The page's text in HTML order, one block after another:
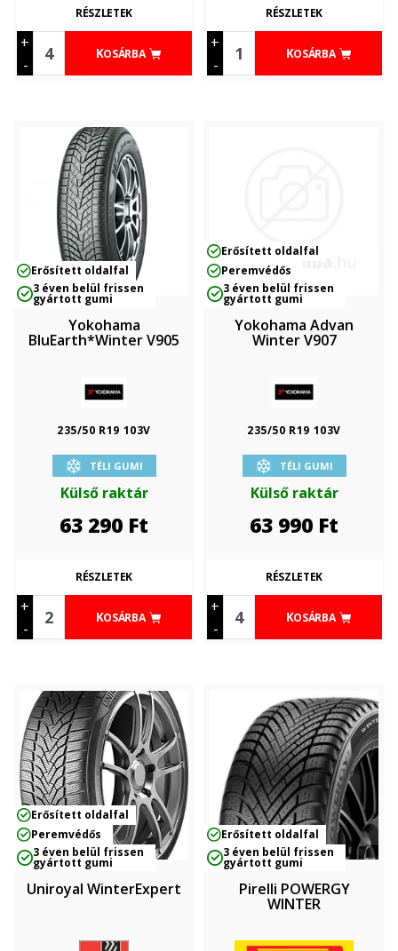
+
-
KOSÁRBA
RÉSZLETEK
+
-
KOSÁRBA
RÉSZLETEK
Erősített oldalfal
3 éven belül frissen
gyártott gumi
Yokohama
BluEarth*Winter V905
235/50 R19 103V
TÉLI GUMI
Külső raktár
63 290 Ft
+
-
KOSÁRBA
RÉSZLETEK
Erősített oldalfal
Peremvédős
3 éven belül frissen
gyártott gumi
Yokohama Advan
Winter V907
235/50 R19 103V
TÉLI GUMI
Külső raktár
63 990 Ft
+
-
KOSÁRBA
RÉSZLETEK
Erősített oldalfal
Peremvédős
3 éven belül frissen
gyártott gumi
Uniroyal WinterExpert
Erősített oldalfal
3 éven belül frissen
gyártott gumi
Pirelli POWERGY
WINTER